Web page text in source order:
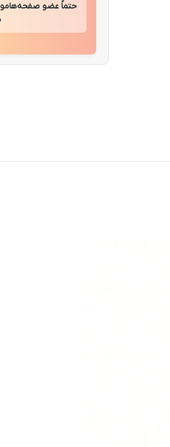
حتماً عضو صفحه‌هامون